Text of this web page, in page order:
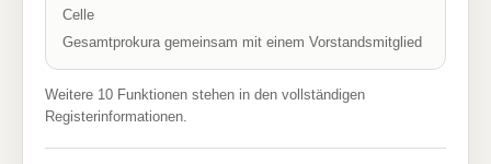
Celle
Gesamtprokura gemeinsam mit einem Vorstandsmitglied
Weitere 10 Funktionen stehen in den vollständigen
Registerinformationen.